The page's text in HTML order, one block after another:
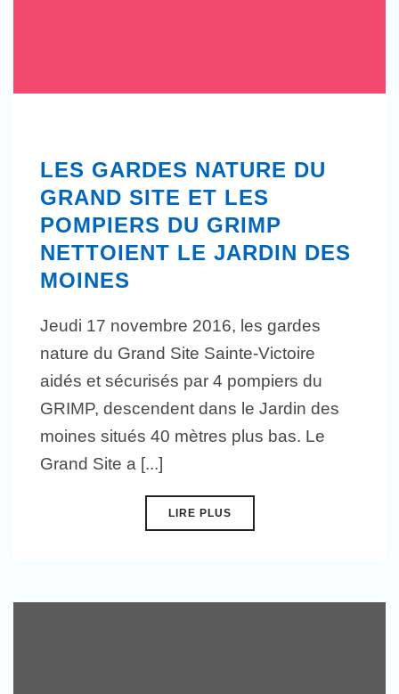
LES GARDES NATURE DU
GRAND SITE ET LES
POMPIERS DU GRIMP
NETTOIENT LE JARDIN DES
MOINES
Jeudi 17 novembre 2016, les gardes
nature du Grand Site Sainte-Victoire
aidés et sécurisés par 4 pompiers du
GRIMP, descendent dans le Jardin des
moines situés 40 mètres plus bas. Le
Grand Site a [...]
LIRE PLUS